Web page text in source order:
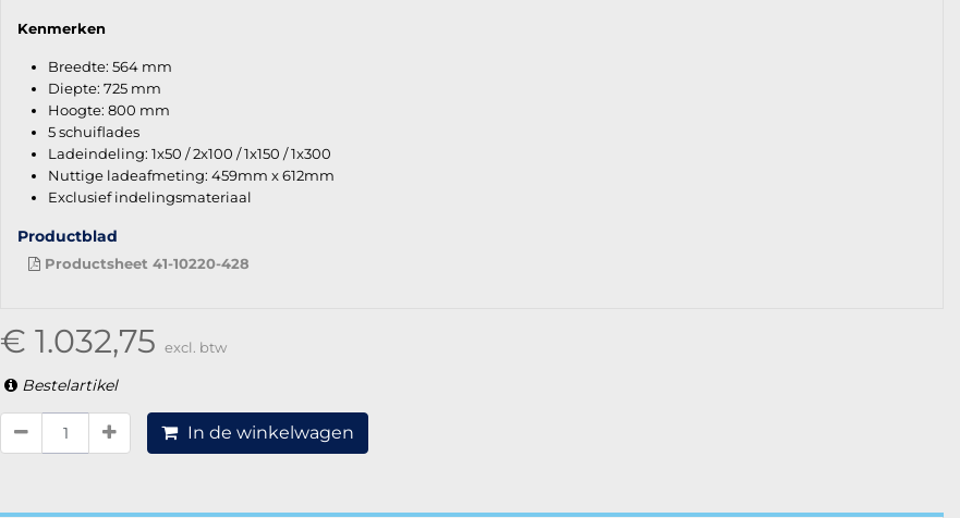
Kenmerken
Breedte: 564 mm
Diepte: 725 mm
Hoogte: 800 mm
5 schuiflades
Ladeindeling: 1x50 / 2x100 / 1x150 / 1x300
Nuttige ladeafmeting: 459mm x 612mm
Exclusief indelingsmateriaal
Productblad
Productsheet 41-10220-428
€ 1.032,75 excl. btw
Bestelartikel
In de winkelwagen